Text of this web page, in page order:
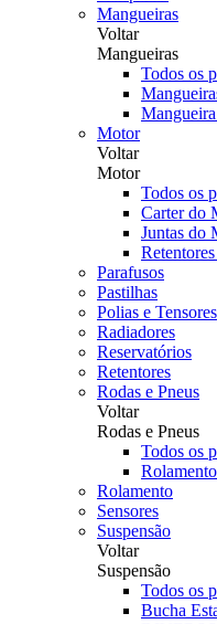
Mangueiras
Voltar
Mangueiras
Todos os
Motor
Voltar
Motor
Todos os
Carter do
Juntas do
Parafusos
Pastilhas
Polias e Tensores
Radiadores
Reservatórios
Retentores
Rodas e Pneus
Voltar
Rodas e Pneus
Todos os
Rolamento
Sensores
Suspensão
Voltar
Suspensão
Todos os
Bucha